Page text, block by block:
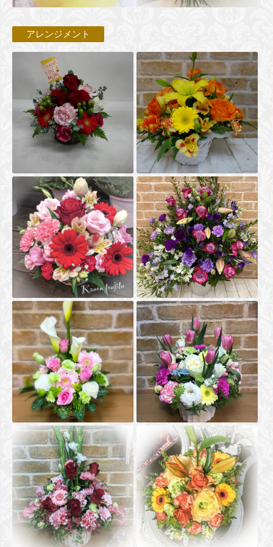
アレンジメント